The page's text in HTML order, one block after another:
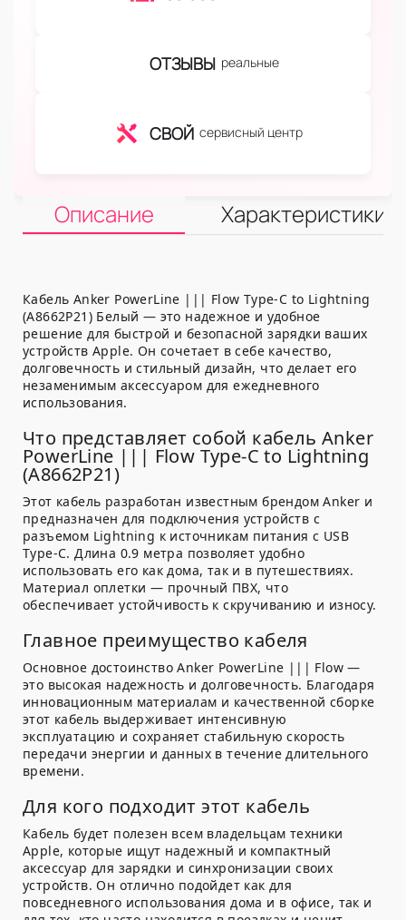
ОТЗЫВЫ реальные
СВОЙ сервисный центр
Описание Характеристики
Кабель Anker PowerLine ||| Flow Type-C to Lightning
(A8662P21) Белый — это надежное и удобное
решение для быстрой и безопасной зарядки ваших
устройств Apple. Он сочетает в себе качество,
долговечность и стильный дизайн, что делает его
незаменимым аксессуаром для ежедневного
использования.
Что представляет собой кабель Anker
PowerLine ||| Flow Type-C to Lightning
(A8662P21)
Этот кабель разработан известным брендом Anker и
предназначен для подключения устройств с
разъемом Lightning к источникам питания с USB
Type-C. Длина 0.9 метра позволяет удобно
использовать его как дома, так и в путешествиях.
Материал оплетки — прочный ПВХ, что
обеспечивает устойчивость к скручиванию и износу.
Главное преимущество кабеля
Основное достоинство Anker PowerLine ||| Flow —
это высокая надежность и долговечность. Благодаря
инновационным материалам и качественной сборке
этот кабель выдерживает интенсивную
эксплуатацию и сохраняет стабильную скорость
передачи энергии и данных в течение длительного
времени.
Для кого подходит этот кабель
Кабель будет полезен всем владельцам техники
Apple, которые ищут надежный и компактный
аксессуар для зарядки и синхронизации своих
устройств. Он отлично подойдет как для
повседневного использования дома и в офисе, так и